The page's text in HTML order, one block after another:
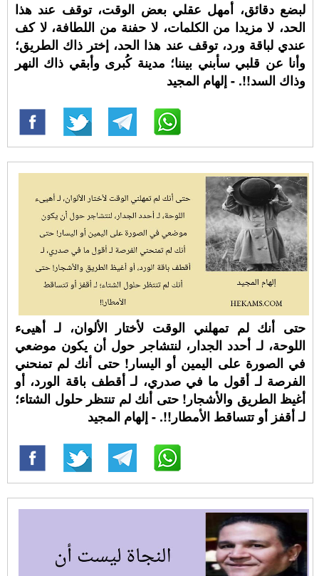
لبضع دقائق، أمهل عقلي بعض الوقت، توقف عند هذا
الحد، لا مزيدا من الكلمات، لا حفنة من اللطافة، لا كف
عندي لباقة ورد، توقف عند هذا الحد، إختر ذاك الطريق؛
وأنا عن قلبي سأبني بيننا؛ مدينة كُبرى وأبقي ذاك النهر
وذاك السد!!. - إلهام المجيد
حتى أنك لم تمهلني الوقت لأختار الألوان، لـ أهيىء
اللوحة، لـ أحدد الجدار، لنتشاجر حول أن يكون موضعي
في الصورة على اليمين أو اليسار! حتى أنك لم تمنحني
الفرصة لـ أقول ما في صدري، لـ أقطف باقة الورد، أو
أغيظ الطريق والأشجار! حتى أنك لم تنتظر حلول الشتاء؛
لـ أقفز أو تتساقط الأمطار!!. - إلهام المجيد